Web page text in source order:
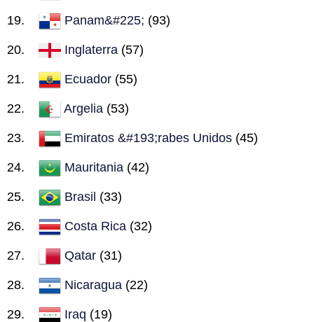
Panam&#225; (93)
Inglaterra (57)
Ecuador (55)
Argelia (53)
Emiratos &#193;rabes Unidos (45)
Mauritania (42)
Brasil (33)
Costa Rica (32)
Qatar (31)
Nicaragua (22)
Iraq (19)